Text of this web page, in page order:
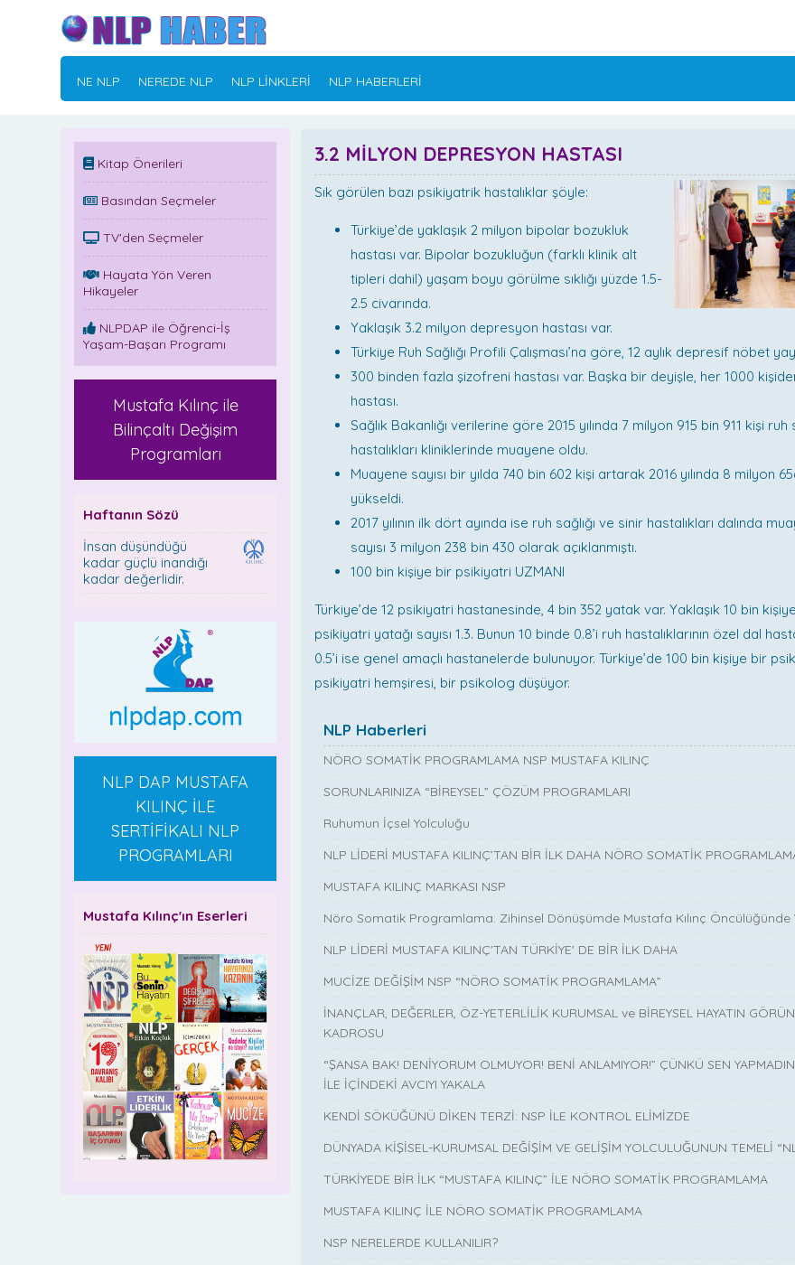
NE NLP NEREDE NLP NLP LİNKLERİ NLP HABERLERİ
Kitap Önerileri
Basından Seçmeler
TV'den Seçmeler
Hayata Yön Veren
Hikayeler
NLPDAP ile Öğrenci-İş
Yaşam-Başarı Programı
Mustafa Kılınç ile
Bilinçaltı Değişim
Programları
Haftanın Sözü
İnsan düşündüğü
kadar güçlü inandığı
kadar değerlidir.
NLP DAP MUSTAFA
KILINÇ İLE
SERTİFİKALI NLP
PROGRAMLARI
Mustafa Kılınç'ın Eserleri
3.2 MİLYON DEPRESYON HASTASI
Sık görülen bazı psikiyatrik hastalıklar şöyle:
Türkiye’de yaklaşık 2 milyon bipolar bozukluk
hastası var. Bipolar bozukluğun (farklı klinik alt
tipleri dahil) yaşam boyu görülme sıklığı yüzde 1.5-
2.5 civarında.
Yaklaşık 3.2 milyon depresyon hastası var.
Türkiye Ruh Sağlığı Profili Çalışması’na göre, 12 aylık depresif nöbet
300 binden fazla şizofreni hastası var. Başka bir deyişle, her 1000
hastası.
Sağlık Bakanlığı verilerine göre 2015 yılında 7 milyon 915 bin 911 kişi ruh
hastalıkları kliniklerinde muayene oldu.
Muayene sayısı bir yılda 740 bin 602 kişi artarak 2016 yılında 8 milyon
yükseldi.
2017 yılının ilk dört ayında ise ruh sağlığı ve sinir hastalıkları dalında
sayısı 3 milyon 238 bin 430 olarak açıklanmıştı.
100 bin kişiye bir psikiyatri UZMANI
Türkiye’de 12 psikiyatri hastanesinde, 4 bin 352 yatak var. Yaklaşık 10 bin
psikiyatri yatağı sayısı 1.3. Bunun 10 binde 0.8’i ruh hastalıklarının özel dal
0.5’i ise genel amaçlı hastanelerde bulunuyor. Türkiye’de 100 bin kişiye bir
psikiyatri hemşiresi, bir psikolog düşüyor.
NLP Haberleri
NÖRO SOMATİK PROGRAMLAMA NSP MUSTAFA KILINÇ
SORUNLARINIZA “BİREYSEL” ÇÖZÜM PROGRAMLARI
Ruhumun İçsel Yolculuğu
NLP LİDERİ MUSTAFA KILINÇ’TAN BİR İLK DAHA NÖRO SOMATİK
MUSTAFA KILINÇ MARKASI NSP
Nöro Somatik Programlama: Zihinsel Dönüşümde Mustafa Kılınç Öncülüğünde
NLP LİDERİ MUSTAFA KILINÇ'TAN TÜRKİYE' DE BİR İLK DAHA
MUCİZE DEĞİŞİM NSP “NÖRO SOMATİK PROGRAMLAMA”
İNANÇLAR, DEĞERLER, ÖZ-YETERLİLİK KURUMSAL ve BİREYSEL HAYATIN
KADROSU
“ŞANSA BAK! DENİYORUM OLMUYOR! BENİ ANLAMIYOR!” ÇÜNKÜ SEN
İLE İÇİNDEKİ AVCIYI YAKALA
KENDİ SÖKÜĞÜNÜ DİKEN TERZİ: NSP İLE KONTROL ELİMİZDE
DÜNYADA KİŞİSEL-KURUMSAL DEĞİŞİM VE GELİŞİM YOLCULUĞUNUN TEMELİ
TÜRKİYEDE BİR İLK “MUSTAFA KILINÇ” İLE NÖRO SOMATİK PROGRAMLAMA
MUSTAFA KILINÇ İLE NÖRO SOMATİK PROGRAMLAMA
NSP NERELERDE KULLANILIR?